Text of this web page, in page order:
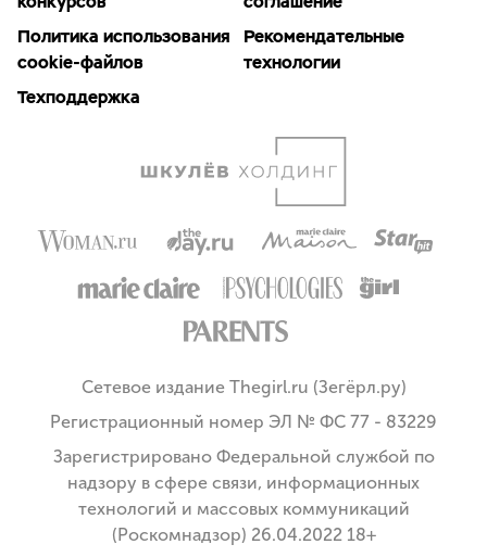
Политика использования
cookie-файлов
Рекомендательные
технологии
Техподдержка
Сетевое издание Thegirl.ru (Зегёрл.ру)
Регистрационный номер ЭЛ № ФС 77 - 83229
Зарегистрировано Федеральной службой по
надзору в сфере связи, информационных
технологий и массовых коммуникаций
(Роскомнадзор) 26.04.2022 18+